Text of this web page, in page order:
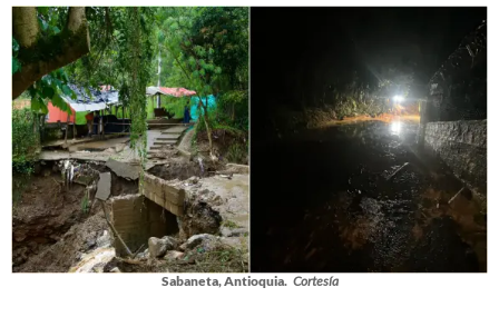
Sabaneta, Antioquia. Cortesía